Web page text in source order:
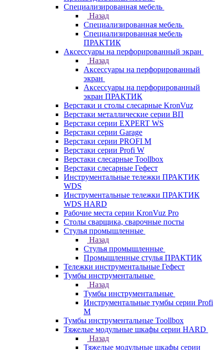
Cпециализированная мебель
Назад
Cпециализированная мебель
Специализированная мебель
ПРАКТИК
Аксессуары на перфорированный экран
Назад
Аксессуары на перфорированный
экран
Аксессуары на перфорированный
экран ПРАКТИК
Верстаки и столы слесарные KronVuz
Верстаки металлические серии ВП
Верстаки серии EXPERT WS
Верстаки серии Garage
Верстаки серии PROFI M
Верстаки серии Profi W
Верстаки слесарные Toollbox
Верстаки слесарные Гефест
Инструментальные тележки ПРАКТИК
WDS
Инструментальные тележки ПРАКТИК
WDS HARD
Рабочие места серии KronVuz Pro
Столы сварщика, сварочные посты
Стулья промышленные
Назад
Стулья промышленные
Промышленные стулья ПРАКТИК
Тележки инструментальные Гефест
Тумбы инструментальные
Назад
Тумбы инструментальные
Инструментальные тумбы серии Profi
M
Тумбы инструментальные Toollbox
Тяжелые модульные шкафы серии HARD
Назад
Тяжелые модульные шкафы серии